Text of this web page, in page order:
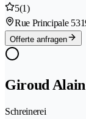
5(1)
Rue Principale 53
Offerte anfragen
Giroud Alain
Schreinerei